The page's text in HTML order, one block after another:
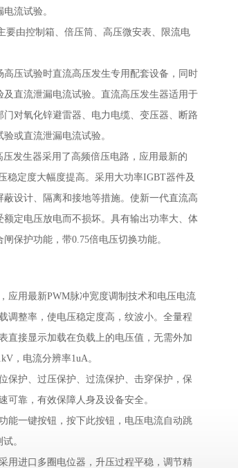
流试验。
要由控制箱、倍压筒、高压微安表、限流电
高压试验时直流高压发生专用配套设备，同时
直流泄漏电流试验。直流高压发生器适用于
对氧化锌避雷器、电力电缆、变压器、断路
或直流泄漏电流试验。
压发生器采用了高频倍压电路，应用最新的
稳定度大幅度提高。采用大功率IGBT器件及
设计、隔离和接地等措施。使新一代直流高
定电压放电而不损坏。具有输出功率大、体
保护功能，带0.75倍电压切换功能。
应用最新PWM脉冲宽度调制技术和电压电流
调整率，使电压稳定度高，纹波小。全量程
直接显示加载在负载上的电压值，无需外加
，电流分辨率1uA。
保护、过压保护、过流保护、击穿保护，保
可靠，有效保障人身及设备安全。
能一键按钮，按下此按钮，电压电流自动跳
。
用进口多圈电位器，升压过程平稳，调节精